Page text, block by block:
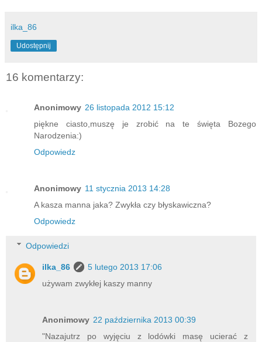
ilka_86
Udostępnij
16 komentarzy:
Anonimowy 26 listopada 2012 15:12
piękne ciasto,muszę je zrobić na te święta Bozego
Narodzenia:)
Odpowiedz
Anonimowy 11 stycznia 2013 14:28
A kasza manna jaka? Zwykła czy błyskawiczna?
Odpowiedz
Odpowiedzi
ilka_86
5 lutego 2013 17:06
używam zwykłej kaszy manny
Anonimowy 22 października 2013 00:39
"Nazajutrz po wyjęciu z lodówki masę ucierać z